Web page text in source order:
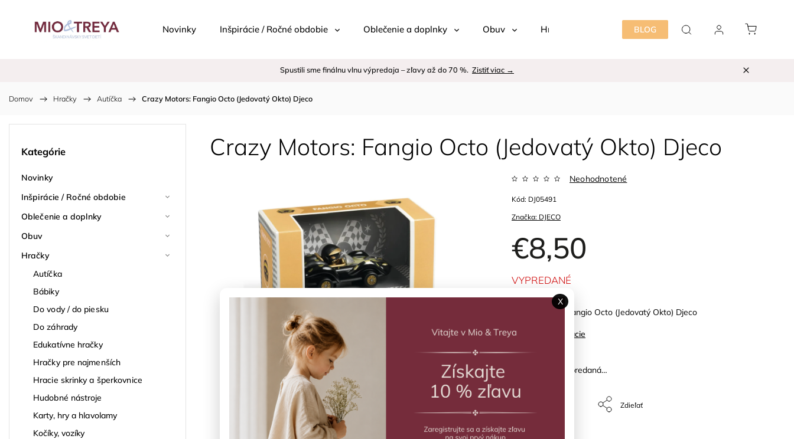
BLOG
Novinky Inšpirácie / Ročné obdobie Oblečenie a doplnky Obuv Hračky Detská izba Starostlivosť
Spustili sme finálnu vlnu výpredaja – zľavy až do 70 %. Zistiť viac →
Domov / Hračky / Autíčka / Crazy Motors: Fangio Octo (Jedovatý Okto) Djeco
Kategórie
Novinky
Inšpirácie / Ročné obdobie
Oblečenie a doplnky
Obuv
Hračky
Autíčka
Bábiky
Do vody / do piesku
Do záhrady
Edukatívne hračky
Hračky pre najmenších
Hracie skrinky a šperkovnice
Hudobné nástroje
Karty, hry a hlavolamy
Kočíky, vozíky
Crazy Motors: Fangio Octo (Jedovatý Okto) Djeco
Značka: DJECO
Neohodnotené
€8,50
Kód: DJ05491
Crazy Motors: Fangio Octo (Jedovatý Okto) Djeco
Detailné informácie
Položka bola vypredaná…
VYPREDANÉ
Zdieľať
X